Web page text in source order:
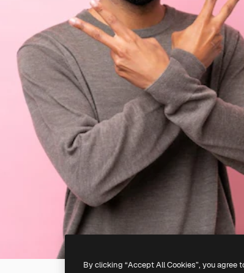
By clicking “Accept All Cookies”, you